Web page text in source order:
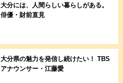
大分には、人間らしい暮らしがある。
俳優・財前直見
大分県の魅力を発信し続けたい！ TBS
アナウンサー・江藤愛